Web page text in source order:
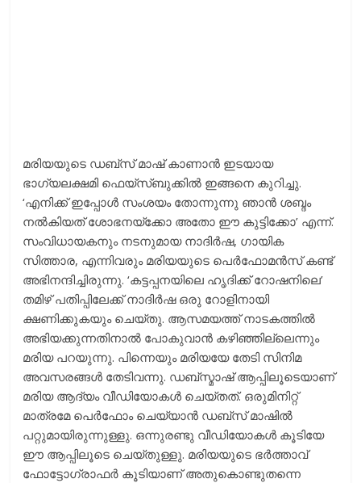
മരിയയുടെ ഡബ്സ് മാഷ് കാണാന്‍ ഇടയായ
ഭാഗ്യലക്ഷമി ഫെയ്സ്ബുക്കില്‍ ഇങ്ങനെ കുറിച്ചു.
‘എനിക്ക് ഇപ്പോള്‍ സംശയം തോന്നുന്നു ഞാന്‍ ശബ്ദം
നല്‍കിയത് ശോഭനയ്ക്കോ അതോ ഈ കുട്ടിക്കോ’ എന്ന്.
സംവിധായകനും നടനുമായ നാദിര്‍ഷ, ഗായിക
സിത്താര, എന്നിവരും മരിയയുടെ പെര്‍ഫോമന്‍സ് കണ്ട്
അഭിനന്ദിച്ചിരുന്നു. ‘കട്ടപ്പനയിലെ ഹൃദിക്ക് റോഷനിലെ’
തമിഴ് പതിപ്പിലേക്ക് നാദിര്‍ഷ ഒരു റോളിനായി
ക്ഷണിക്കുകയും ചെയ്തു. ആസമയത്ത് നാടകത്തില്‍
അഭിയക്കുന്നതിനാല്‍ പോകുവാന്‍ കഴിഞ്ഞില്ലെന്നും
മരിയ പറയുന്നു. പിന്നെയും മരിയയേ തേടി സിനിമ
അവസരങ്ങള്‍ തേടിവന്നു. ഡബ്സ്മാഷ് ആപ്പിലൂടെയാണ്
മരിയ ആദ്യം വീഡിയോകള്‍ ചെയ്തത്. ഒരുമിനിറ്റ്
മാത്രമേ പെര്‍ഫോം ചെയ്യാന്‍ ഡബ്സ് മാഷില്‍
പറ്റുമായിരുന്നുള്ളു. ഒന്നുരണ്ടു വീഡിയോകള്‍ കൂടിയേ
ഈ ആപ്പിലൂടെ ചെയ്തുള്ളു. മരിയയുടെ ഭര്‍ത്താവ്
ഫോട്ടോഗ്രാഫര്‍ കൂടിയാണ് അതുകൊണ്ടുതന്നെ